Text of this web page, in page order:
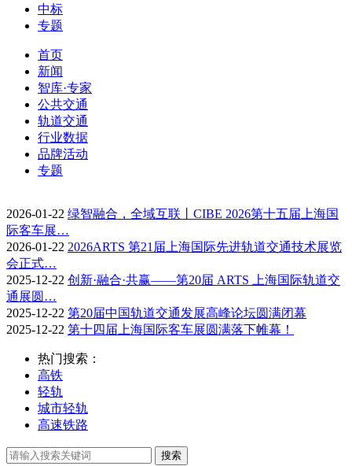
中标
专题
首页
新闻
智库·专家
公共交通
轨道交通
行业数据
品牌活动
专题
2026-01-22 绿智融合，全域互联丨CIBE 2026第十五届上海国
际客车展…
2026-01-22 2026ARTS 第21届上海国际先进轨道交通技术展览
会正式…
2025-12-22 创新·融合·共赢——第20届 ARTS 上海国际轨道交
通展圆…
2025-12-22 第20届中国轨道交通发展高峰论坛圆满闭幕
2025-12-22 第十四届上海国际客车展圆满落下帷幕！
热门搜索：
高铁
轻轨
城市轻轨
高速铁路